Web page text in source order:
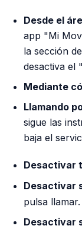
Desde el
app "Mi
la sección
desactiva el
Mediante
Llamando
sigue las
baja el
Desactivar
Desactivar
pulsa llamar.
Desactivar